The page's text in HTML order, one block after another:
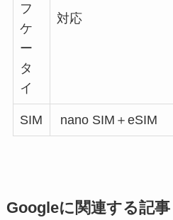
フ
ケ
ー
タ
イ
対応
SIM nano SIM＋eSIM
Googleに関連する記事